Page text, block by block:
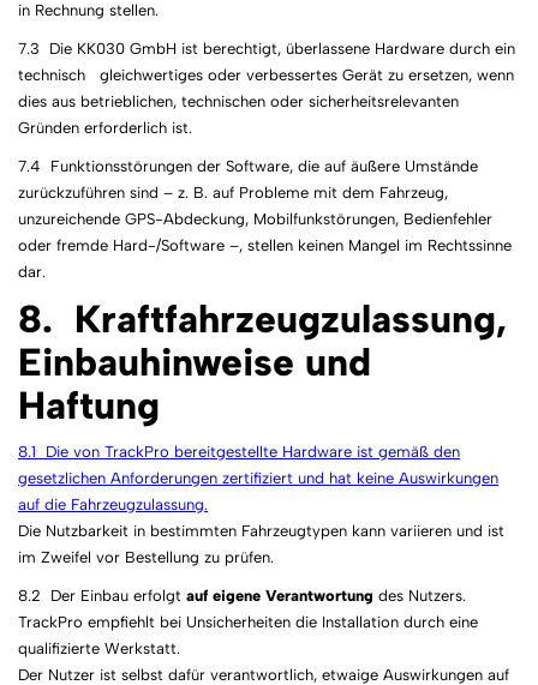
in Rechnung stellen.
7.3 Die KK030 GmbH ist berechtigt, überlassene Hardware durch ein
technisch gleichwertiges oder verbessertes Gerät zu ersetzen, wenn
dies aus betrieblichen, technischen oder sicherheitsrelevanten
Gründen erforderlich ist.
7.4 Funktionsstörungen der Software, die auf äußere Umstände
zurückzuführen sind – z. B. auf Probleme mit dem Fahrzeug,
unzureichende GPS-Abdeckung, Mobilfunkstörungen, Bedienfehler
oder fremde Hard-/Software –, stellen keinen Mangel im Rechtssinne
dar.
8. Kraftfahrzeugzulassung,
Einbauhinweise und
Haftung
8.1 Die von TrackPro bereitgestellte Hardware ist gemäß den
gesetzlichen Anforderungen zertifiziert und hat keine Auswirkungen
auf die Fahrzeugzulassung.
Die Nutzbarkeit in bestimmten Fahrzeugtypen kann variieren und ist
im Zweifel vor Bestellung zu prüfen.
8.2 Der Einbau erfolgt auf eigene Verantwortung des Nutzers.
TrackPro empfiehlt bei Unsicherheiten die Installation durch eine
qualifizierte Werkstatt.
Der Nutzer ist selbst dafür verantwortlich, etwaige Auswirkungen auf